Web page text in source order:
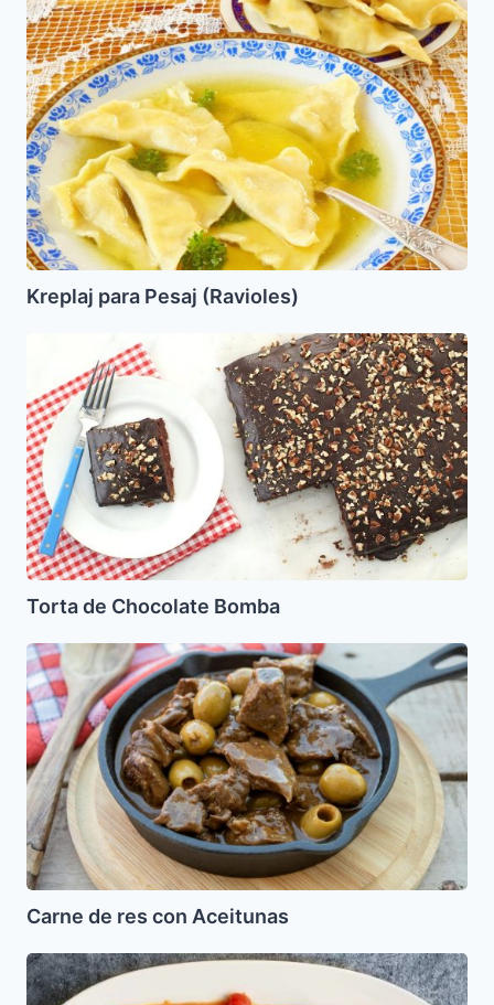
para
Pesaj
(Ravioles)
Kreplaj para Pesaj (Ravioles)
Chocolate
Bomba
Torta de Chocolate Bomba
Carne
de
res
con
Aceitunas
Carne de res con Aceitunas
Pollo
Guisado